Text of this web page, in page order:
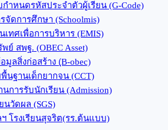
กำหนดรหัสประจำตัวผู้เรียน (G-Code)
จัดการศึกษา (Schoolmis)
เทศเพื่อการบริหาร (EMIS)
ย์ สพฐ. (OBEC Asset)
มูลสิ่งก่อสร้าง (ฺB-obec)
นฐานเด็กยากจน (CCT)
นการรับนักเรียน (Admission)
นวัดผล (SGS)
โรงเรียนสุจริต(รร.ต้นแบบ)